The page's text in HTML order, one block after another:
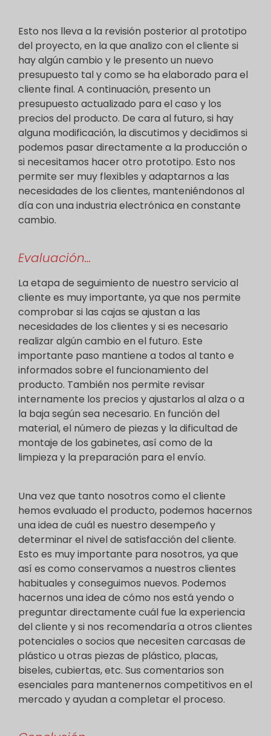
Esto nos lleva a la revisión posterior al prototipo
del proyecto, en la que analizo con el cliente si
hay algún cambio y le presento un nuevo
presupuesto tal y como se ha elaborado para el
cliente final. A continuación, presento un
presupuesto actualizado para el caso y los
precios del producto. De cara al futuro, si hay
alguna modificación, la discutimos y decidimos si
podemos pasar directamente a la producción o
si necesitamos hacer otro prototipo. Esto nos
permite ser muy flexibles y adaptarnos a las
necesidades de los clientes, manteniéndonos al
día con una industria electrónica en constante
cambio.
Evaluación…
La etapa de seguimiento de nuestro servicio al
cliente es muy importante, ya que nos permite
comprobar si las cajas se ajustan a las
necesidades de los clientes y si es necesario
realizar algún cambio en el futuro. Este
importante paso mantiene a todos al tanto e
informados sobre el funcionamiento del
producto. También nos permite revisar
internamente los precios y ajustarlos al alza o a
la baja según sea necesario. En función del
material, el número de piezas y la dificultad de
montaje de los gabinetes, así como de la
limpieza y la preparación para el envío.
Una vez que tanto nosotros como el cliente
hemos evaluado el producto, podemos hacernos
una idea de cuál es nuestro desempeño y
determinar el nivel de satisfacción del cliente.
Esto es muy importante para nosotros, ya que
así es como conservamos a nuestros clientes
habituales y conseguimos nuevos. Podemos
hacernos una idea de cómo nos está yendo o
preguntar directamente cuál fue la experiencia
del cliente y si nos recomendaría a otros clientes
potenciales o socios que necesiten carcasas de
plástico u otras piezas de plástico, placas,
biseles, cubiertas, etc. Sus comentarios son
esenciales para mantenernos competitivos en el
mercado y ayudan a completar el proceso.